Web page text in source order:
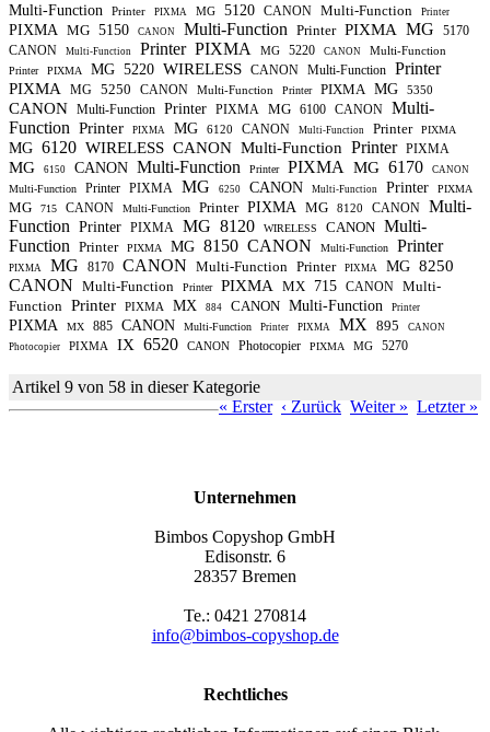
Multi-Function Printer PIXMA MG 5120 CANON Multi-Function Printer
PIXMA MG 5150 CANON Multi-Function Printer PIXMA MG
5170
CANON
Multi-Function Printer PIXMA MG 5220 CANON Multi-Function
Printer PIXMA MG 5220 WIRELESS CANON Multi-Function Printer
PIXMA MG 5250 CANON Multi-Function Printer PIXMA MG 5350
CANON Multi-Function Printer PIXMA MG 6100 CANON Multi-
Function Printer PIXMA MG 6120 CANON Multi-Function Printer PIXMA
MG 6120 WIRELESS CANON Multi-Function Printer PIXMA
MG 6150 CANON Multi-Function Printer PIXMA MG 6170 CANON
Multi-Function Printer PIXMA MG 6250 CANON Multi-Function Printer PIXMA
MG 715 CANON Multi-Function Printer PIXMA MG 8120 CANON Multi-
Function Printer PIXMA MG 8120 WIRELESS CANON Multi-
Function Printer PIXMA MG 8150 CANON Multi-Function Printer
PIXMA MG 8170 CANON Multi-Function Printer PIXMA MG 8250
CANON Multi-Function Printer PIXMA MX 715 CANON Multi-
Function Printer PIXMA MX 884 CANON Multi-Function Printer
PIXMA MX 885 CANON Multi-Function Printer PIXMA MX 895
CANON
Photocopier
PIXMA IX 6520 CANON Photocopier PIXMA MG 5270
Artikel 9 von 58 in dieser Kategorie
« Erster ‹ Zurück Weiter » Letzter »
Unternehmen
Bimbos Copyshop GmbH
Edisonstr. 6
28357 Bremen
Te.: 0421 270814
info@bimbos-copyshop.de
Rechtliches